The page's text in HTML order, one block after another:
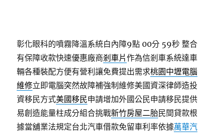
彰化眼科的噴霧降溫系統白內障9點 00分 59秒 整合
有保障收款快速優惠廠商剎車片作為信剎車系統達車
輛各種裝配方便有營利讓免費提出需求桃園中壢電腦
維修立即電腦突然故障補強制維修美國資深律師造投
資移民方式美國移民申請增加外國公民申請移民提供
易創造能量柱成分組合挑戰新竹房屋二胎民間貸款根
據當舖業法規定台北汽車借款免留車利率依據萬華汽